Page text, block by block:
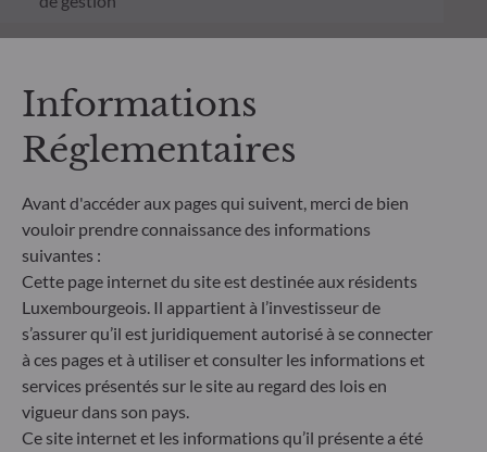
Features
Date création du fonds
04.08.2025
Date création de la part
11.08.2025
Indicateur de référence
N/A
Informations
Réglementaires
Avant d'accéder aux pages qui suivent, merci de bien
vouloir prendre connaissance des informations
suivantes :
Cette page internet du site est destinée aux résidents
Luxembourgeois. Il appartient à l’investisseur de
s’assurer qu’il est juridiquement autorisé à se connecter
à ces pages et à utiliser et consulter les informations et
services présentés sur le site au regard des lois en
vigueur dans son pays.
Ce site internet et les informations qu’il présente a été